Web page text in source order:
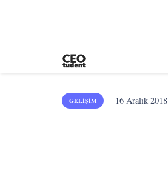
GELIŞIM 16 Aralık 2018